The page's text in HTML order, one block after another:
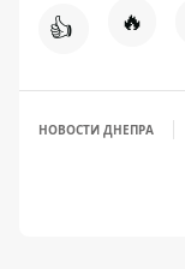
👍 🔥
НОВОСТИ ДНЕПРА